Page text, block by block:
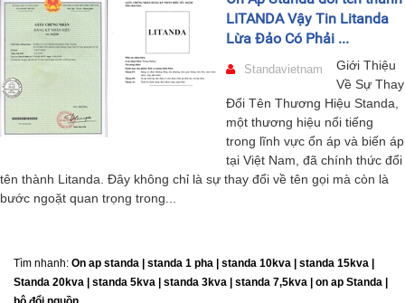
LITANDA Vậy Tin Litanda
Lừa Đảo Có Phải ...
Standavietnam
Giới Thiệu
Về Sự Thay
Đổi Tên Thương Hiệu Standa,
một thương hiệu nổi tiếng
trong lĩnh vực ổn áp và biến áp
tại Việt Nam, đã chính thức đổi
tên thành Litanda. Đây không chỉ là sự thay đổi về tên gọi mà còn là
bước ngoặt quan trọng trong...
Tìm nhanh: On ap standa | standa 1 pha | standa 10kva | standa 15kva |
Standa 20kva |
standa 5kva | standa 3kva | standa 7,5kva | on ap Standa |